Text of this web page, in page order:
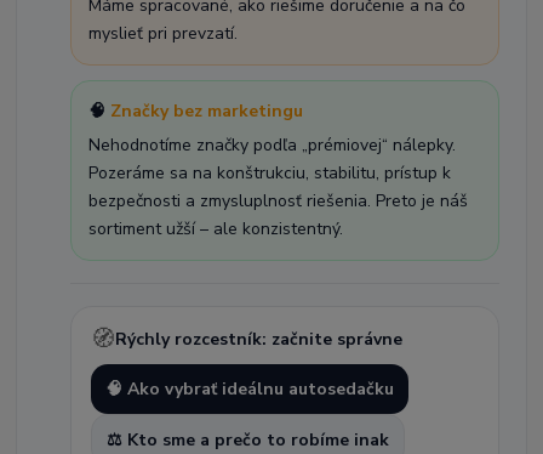
Máme spracované, ako riešime doručenie a na čo
myslieť pri prevzatí.
🧠 Značky bez marketingu
Nehodnotíme značky podľa „prémiovej“ nálepky.
Pozeráme sa na konštrukciu, stabilitu, prístup k
bezpečnosti a zmysluplnosť riešenia. Preto je náš
sortiment užší – ale konzistentný.
🧭Rýchly rozcestník: začnite správne
🧠 Ako vybrať ideálnu autosedačku
⚖️ Kto sme a prečo to robíme inak